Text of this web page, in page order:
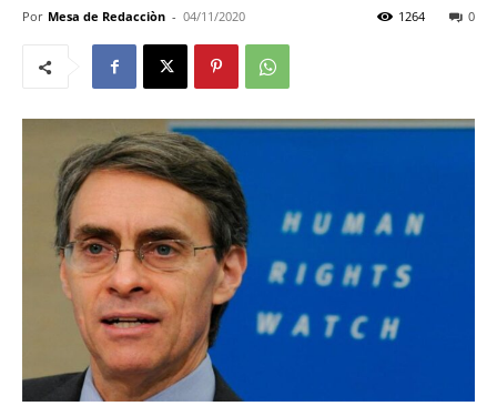
Por Mesa de Redacciòn - 04/11/2020 0
1264